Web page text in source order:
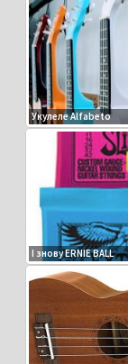
Укулеле Alfabeto
І знову ERNIE BALL